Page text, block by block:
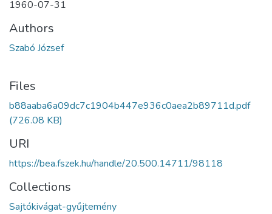
1960-07-31
Authors
Szabó József
Files
b88aaba6a09dc7c1904b447e936c0aea2b89711d.pdf
(726.08 KB)
URI
https://bea.fszek.hu/handle/20.500.14711/98118
Collections
Sajtókivágat-gyűjtemény